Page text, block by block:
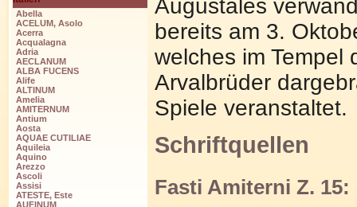
Abella
ACELUM, Asolo
Acerra
Acqualagna
Adria
AECLANUM
ALBA FUCENS
Alife
ALTINUM
Amelia
AMITERNUM
Antium
Aosta
AQUAE CUTILIAE
Aquileia
Aquino
Arezzo
Ascoli
Assisi
ATESTE, Este
AUFINUM
Augustales
bereits am 3.
welches im Tempel
Arvalbrüder
Spiele veranstaltet.
Schriftquellen
Fasti Amiterni Z. 15: